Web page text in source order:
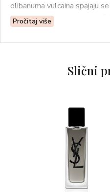
olibanuma vulcaina spajaju
notama cedrovine, stvarajući
Misteriozne note drva
ehoima drva ouda, daju
Pročitaj više
Slični